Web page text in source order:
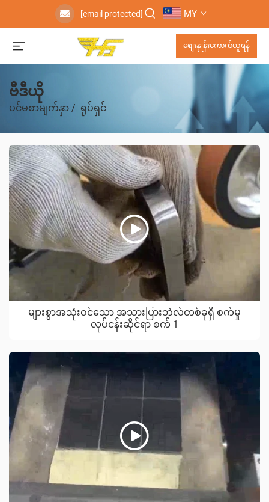
[email protected] MY
စျေးနှုန်းကောက်ယူရန်
ဗီဒီယို
ပင်မစာမျက်နှာ / ရုပ်ရှင်
များစွာအသုံးဝင်သော အသားပြားဘဲလ်တစ်ခုရှိ စက်မှု
လုပ်ငန်းဆိုင်ရာ စက် 1